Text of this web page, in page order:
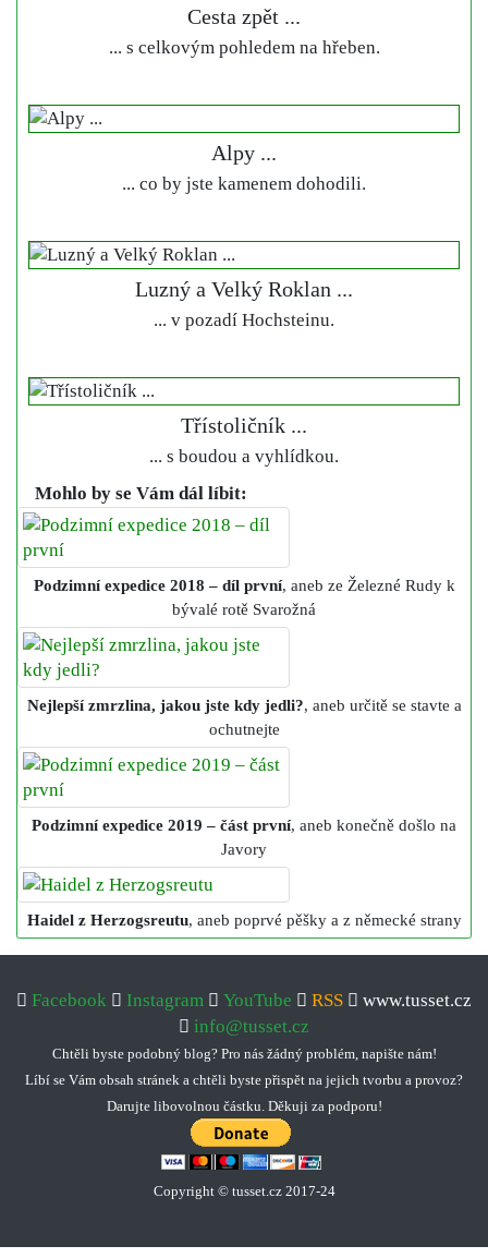
Cesta zpět ...
... s celkovým pohledem na hřeben.
Alpy ...
... co by jste kamenem dohodili.
Luzný a Velký Roklan ...
... v pozadí Hochsteinu.
Třístoličník ...
... s boudou a vyhlídkou.
Mohlo by se Vám dál líbit:
Podzimní expedice 2018 – díl první, aneb ze Železné Rudy k
bývalé rotě Svarožná
Nejlepší zmrzlina, jakou jste kdy jedli?, aneb určitě se stavte a
ochutnejte
Podzimní expedice 2019 – část první, aneb konečně došlo na
Javory
Haidel z Herzogsreutu, aneb poprvé pěšky a z německé strany
Facebook Instagram YouTube RSS
www.tusset.cz
info@tusset.cz
Chtěli byste podobný blog? Pro nás žádný problém, napište nám!
Líbí se Vám obsah stránek a chtěli byste přispět na jejich tvorbu a provoz?
Darujte libovolnou částku. Děkuji za podporu!
Copyright © tusset.cz 2017-24